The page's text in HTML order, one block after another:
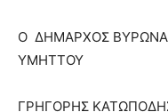
O ΔΗΜΑΡΧΟΣ
ΥΜΗΤΤΟΥ
ΓΡΗΓΟΡΗΣ